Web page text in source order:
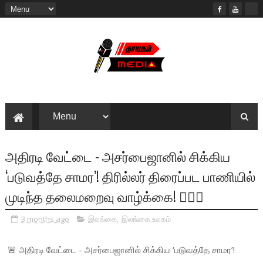
அதிரடி வேட்டை - அசர்பைஜானில் சிக்கிய
‘படுவத்தே சாமர’! திரில்லர் திரைப்பட பாணியில்
முடிந்த தலைமறைவு வாழ்க்கை! 🕵️‍♂️🔥
3 months ago இலங்கை, இலங்கை.உலகம்
🚨 அதிரடி வேட்டை - அசர்பைஜானில் சிக்கிய ‘படுவத்தே சாமர’!